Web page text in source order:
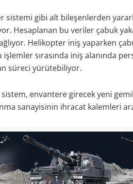
sistemi gibi alt bileşenlerden
Hesaplanan bu veriler çabuk
Helikopter iniş yaparken
sırasında iniş alanında
süreci yürütebiliyor.
envantere girecek yeni
sanayisinin ihracat kalemleri